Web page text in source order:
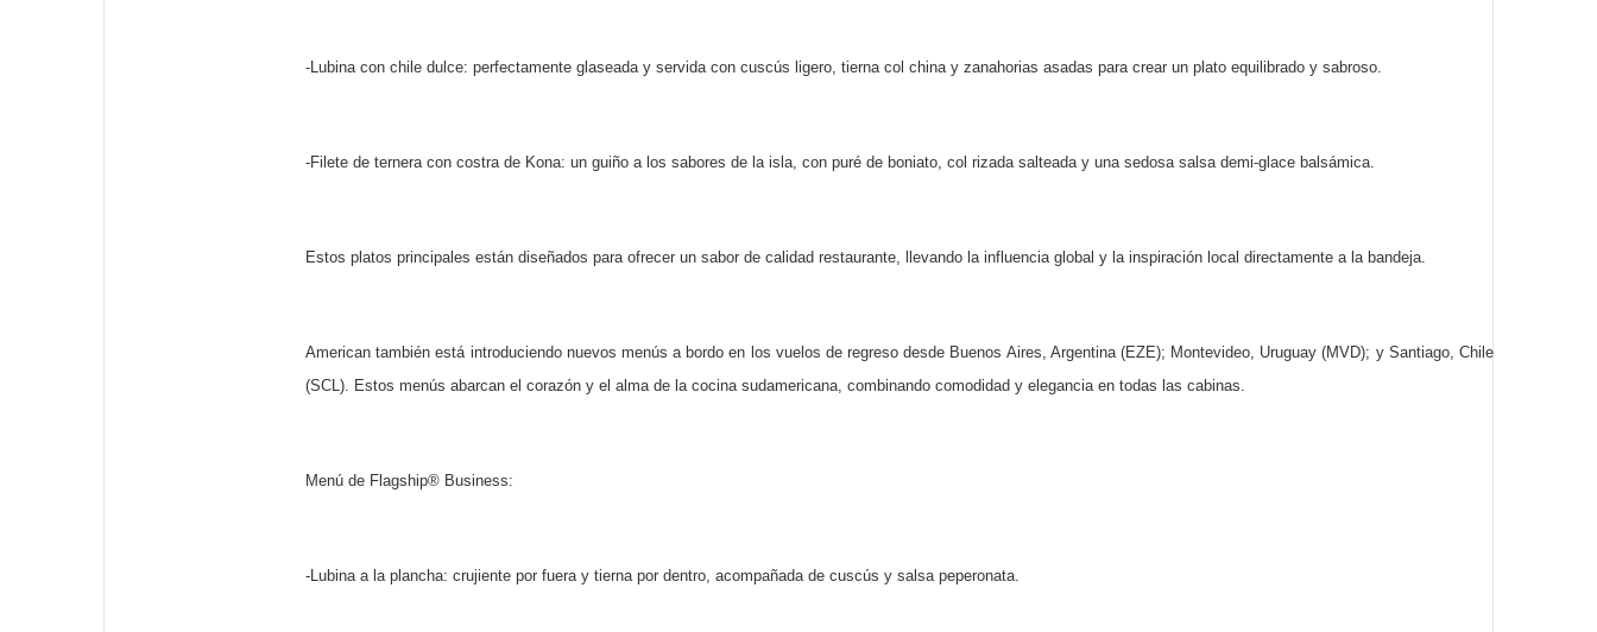
-Lubina con chile dulce: perfectamente glaseada y servida con cuscús ligero, tierna col china y zanahorias asadas para crear un plato equilibrado y sabroso.
-Filete de ternera con costra de Kona: un guiño a los sabores de la isla, con puré de boniato, col rizada salteada y una sedosa salsa demi-glace balsámica.
Estos platos principales están diseñados para ofrecer un sabor de calidad restaurante, llevando la influencia global y la inspiración local directamente a la bandeja.
American también está introduciendo nuevos menús a bordo en los vuelos de regreso desde Buenos Aires, Argentina (EZE); Montevideo, Uruguay (MVD); y Santiago, Chile
(SCL). Estos menús abarcan el corazón y el alma de la cocina sudamericana, combinando comodidad y elegancia en todas las cabinas.
Menú de Flagship® Business:
-Lubina a la plancha: crujiente por fuera y tierna por dentro, acompañada de cuscús y salsa peperonata.